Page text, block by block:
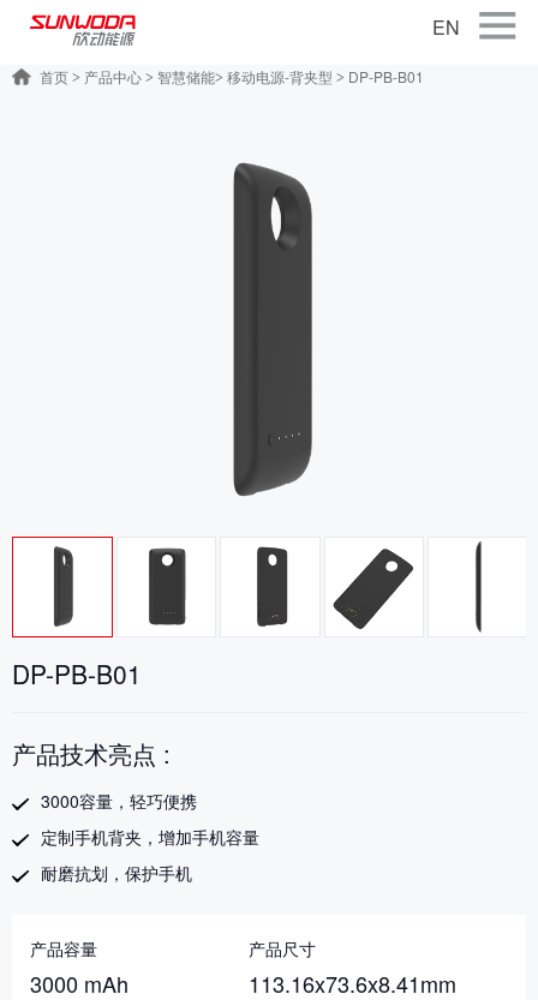
首页
EN
首页 > 产品中心 > 智慧储能> 移动电源-背夹型 > DP-PB-B01
DP-PB-B01
产品技术亮点 :
3000容量，轻巧便携
定制手机背夹，增加手机容量
耐磨抗划，保护手机
产品容量
3000 mAh
产品尺寸
113.16x73.6x8.41mm